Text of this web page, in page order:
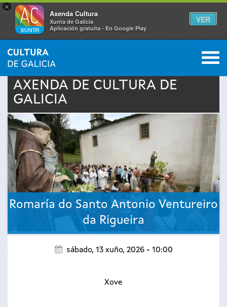
×
Axenda Cultura
Xunta de Galicia
Aplicación gratuíta - En Google Play
VER
Vostede
está
aquí
INICIO › ACTUALIDADE 0
AXENDA DE CULTURA DE
GALICIA
Romaría do Santo Antonio Ventureiro
da Rigueira
sábado, 13 xuño, 2026 - 10:00
Xove